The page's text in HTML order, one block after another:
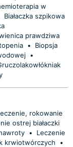
w
Białaczka szpikowa
prawdziwa
•
Biopsja
•
rokowanie
ostrej białaczki
•
Leczenie
krwiotwórczych
•